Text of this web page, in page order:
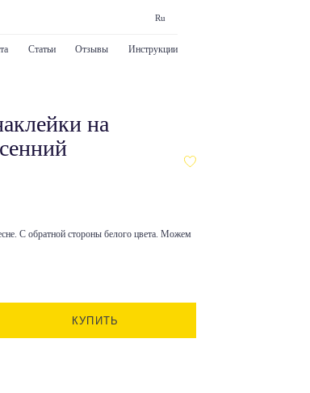
Ru
Статьи Отзывы Инструкции
на
С обратной стороны белого цвета. Можем
КУПИТЬ